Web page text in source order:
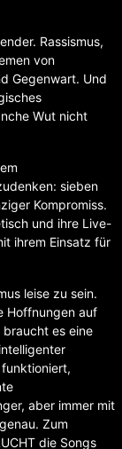
Rassismus,
von
Gegenwart. Und
Wut nicht
sieben
Kompromiss.
und ihre Live-
ihrem Einsatz für
leise zu sein.
Hoffnungen auf
es eine
aber immer mit
Zum
die Songs